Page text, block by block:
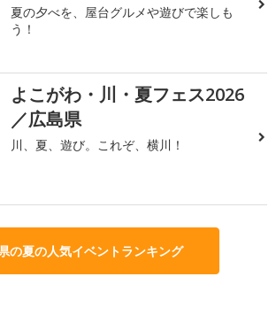
夏の夕べを、屋台グルメや遊びで楽しも
う！
よこがわ・川・夏フェス2026
／広島県
川、夏、遊び。これぞ、横川！
の夏の人気イベントランキング